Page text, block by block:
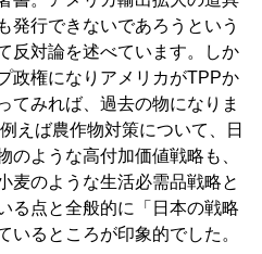
発行できないであろうという
反対論を述べています。しか
政権になりアメリカがTPPか
てみれば、過去の物になりま
えば農作物対策について、日
のような高付加価値戦略も、
麦のような生活必需品戦略と
る点と全般的に「日本の戦略
いるところが印象的でした。